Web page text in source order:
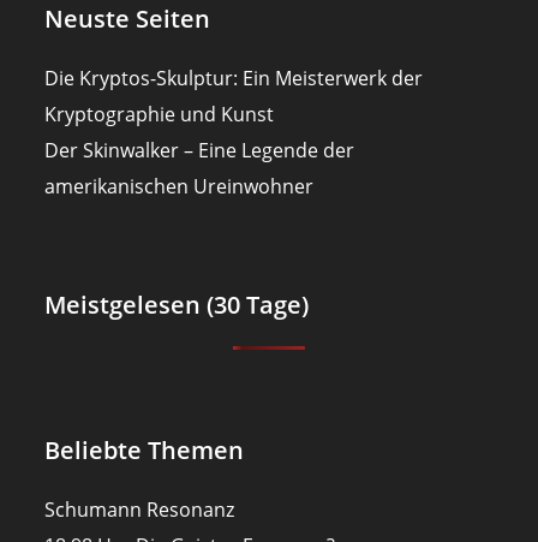
Neuste Seiten
Die Kryptos-Skulptur: Ein Meisterwerk der
Kryptographie und Kunst
Der Skinwalker – Eine Legende der
amerikanischen Ureinwohner
Meistgelesen (30 Tage)
Beliebte Themen
Schumann Resonanz